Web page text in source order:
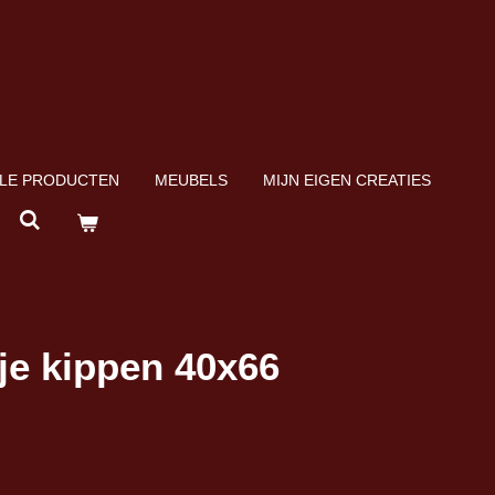
PRODUCTEN MEUBELS MIJN EIGEN CREATIES
kippen 40x66